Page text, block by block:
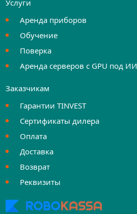
Услуги
Аренда приборов
Обучение
Поверка
Аренда серверов с GPU под ИИ
Заказчикам
Гарантии TINVEST
Сертификаты дилера
Оплата
Доставка
Возврат
Реквизиты